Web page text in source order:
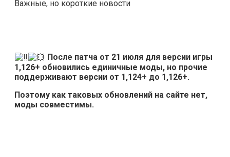
Важные, но короткие новости
После патча от 21 июля для версии игры
1,126+ обновились единичные моды, но прочие
поддерживают версии от 1,124+ до 1,126+.
Поэтому как таковых обновлений на сайте нет,
моды совместимы.